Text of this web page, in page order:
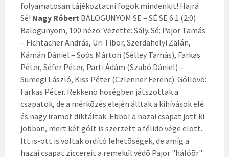
folyamatosan tájékoztatni fogok mindenkit! Hajrá
Sé! Nagy Róbert BALOGUNYOM SE – SÉ SE 6:1 (2:0)
Balogunyom, 100 nézõ. Vezette: Sály. Sé: Pajor Tamás
– Fichtacher András, Uri Tibor, Szerdahelyi Zalán,
Kámán Dániel – Soós Márton (Sélley Tamás), Farkas
Péter, Séfer Péter, Parti Ádám (Szabó Dániel) –
Sümegi László, Kiss Péter (Czlenner Ferenc). Góllövõ:
Farkas Péter. Rekkenõ hõségben játszottak a
csapatok, de a mérkõzés elején álltak a kihívások elé
és nagy iramot diktáltak. Ebbõl a hazai csapat jött ki
jobban, mert két gólt is szerzett a félidõ vége elõtt.
Itt is-ott is voltak ordító lehetõségek, de amíg a
hazai csapat ziccereit a remekül védõ Pajor "hálóõr"